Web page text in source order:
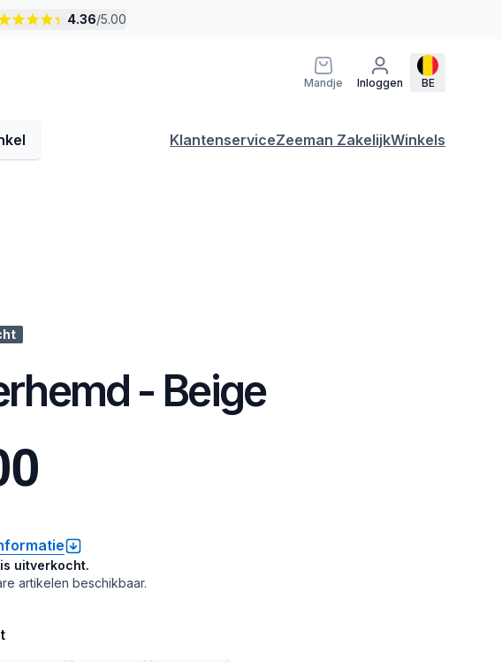
4.36/5.00
Mandje Inloggen BE
KlantenserviceZeeman ZakelijkWinkels
- Beige
0
uitverkocht.
artikelen beschikbaar.